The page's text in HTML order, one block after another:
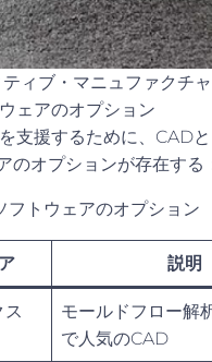
ィブ・マニュファクチ
ェアのオプション
支援するために、CAD
のオプションが存在する
トウェアのオプション
説明
モールドフロー解
で人気のCAD